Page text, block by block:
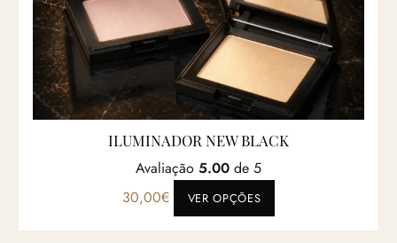
ILUMINADOR NEW BLACK
Avaliação 5.00 de 5
30,00€ VER OPÇÕES